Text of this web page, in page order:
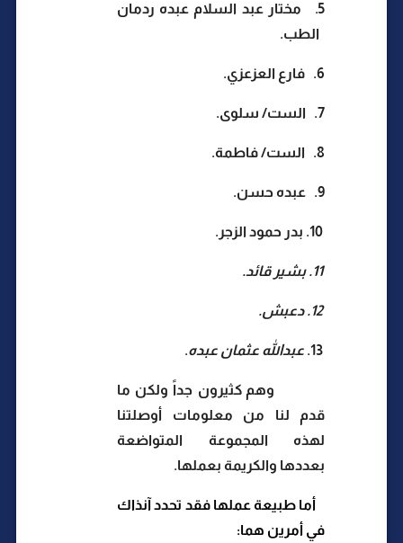
5.
مختار عبد السلام عبده ردمان
الطب.
6. فارع العزعزي.
7. الست/ سلوى.
8. الست/ فاطمة.
9. عبده حسن.
10. بدر حمود الزجر.
11. بشير قائد.
12. دعبش.
13. عبدالله عثمان عبده.
وهم كثيرون جداً ولكن ما
قدم لنا من معلومات أوصلتنا
لهذه المجموعة المتواضعة
بعددها والكريمة بعملها.
أما طبيعة عملها فقد تحدد آنذاك
في أمرين هما: